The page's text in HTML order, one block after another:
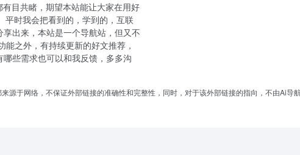
目共睹，期望本站能让大家在用好
平时我会把看到的，学到的，互联
出来，本站是一个导航站，但又不
之外，有持续更新的好文推荐，
些需求也可以和我反馈，多多沟
源于网络，不保证外部链接的准确性和完整性，同时，对于该外部链接的指向，不由Ai